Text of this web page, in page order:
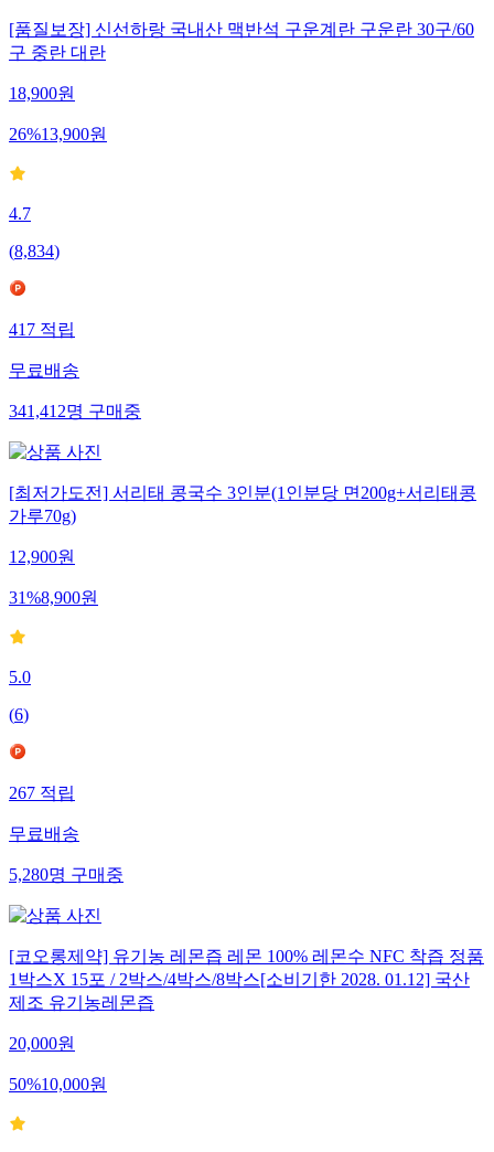
[품질보장] 신선하랑 국내산 맥반석 구운계란 구운란 30구/60
구 중란 대란
18,900원
26%13,900원
4.7
(8,834)
417 적립
무료배송
341,412명 구매중
[최저가도전] 서리태 콩국수 3인분(1인분당 면200g+서리태콩
가루70g)
12,900원
31%8,900원
5.0
(6)
267 적립
무료배송
5,280명 구매중
[코오롱제약] 유기농 레몬즙 레몬 100% 레몬수 NFC 착즙 정품
1박스X 15포 / 2박스/4박스/8박스[소비기한 2028. 01.12] 국산
제조 유기농레몬즙
20,000원
50%10,000원